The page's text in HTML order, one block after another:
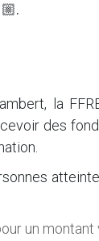
la
des
un